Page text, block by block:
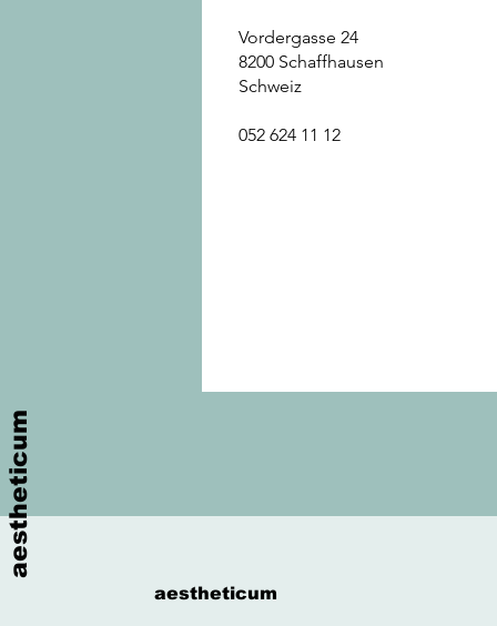
aestheticum
Vordergasse 24
8200 Schaffhausen
Schweiz
052 624 11 12
aestheticum